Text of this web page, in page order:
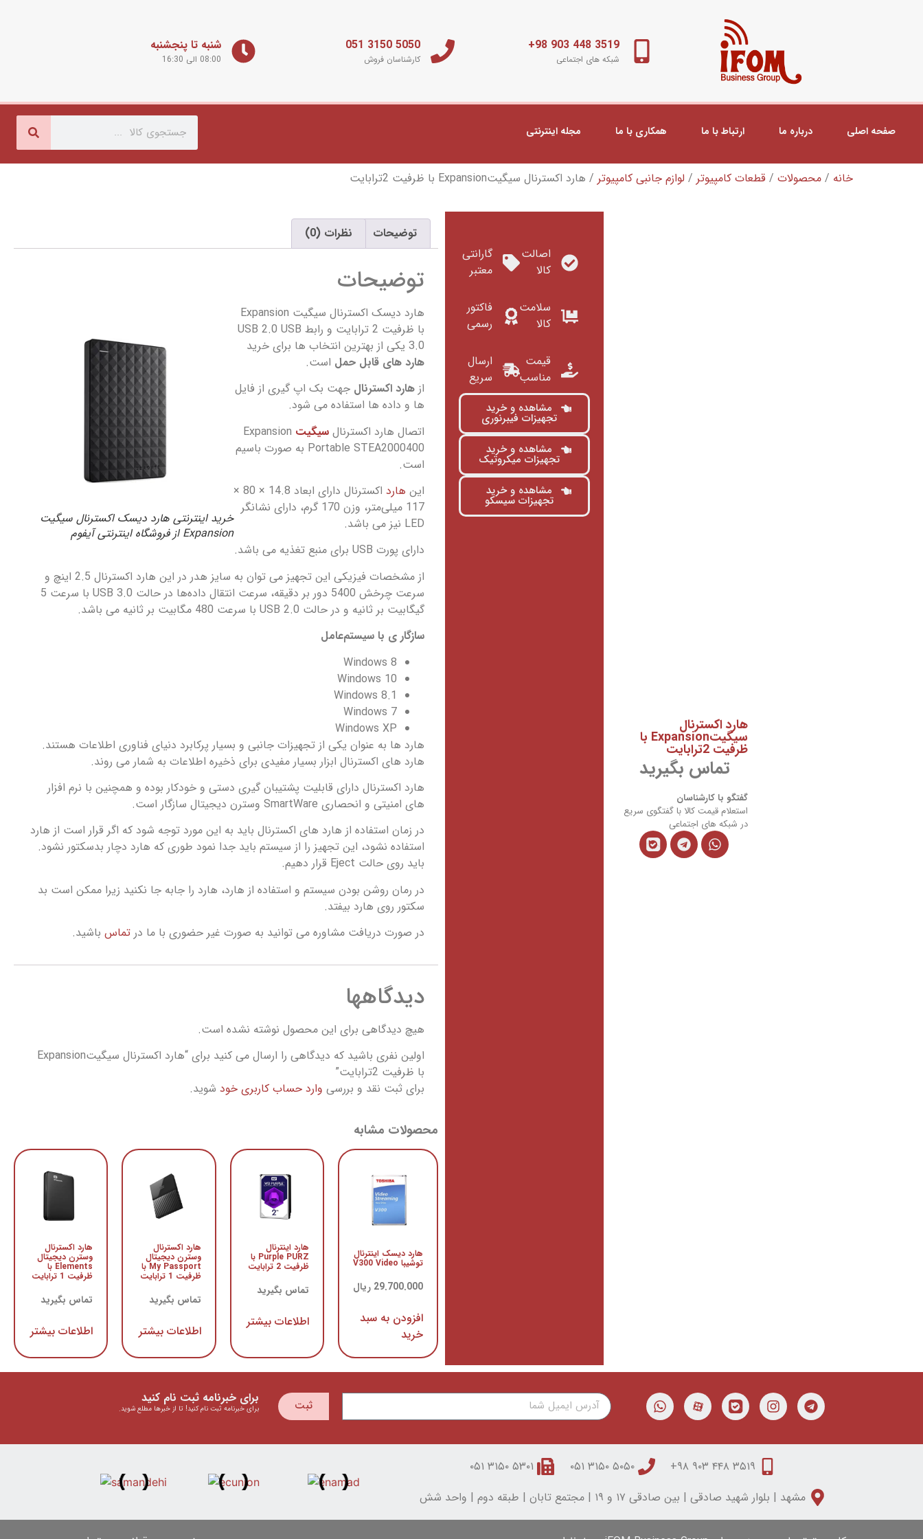
3519 448 903 98+
شبکه های اجتماعی
5050 3150 051
کارشناسان فروش
شنبه تا پنجشنبه
08:00 الی 16:30
صفحه اصلی درباره ما ارتباط با ما همکاری با ما مجله اینترنتی
خانه / محصولات / قطعات کامپیوتر / لوازم جانبی کامپیوتر / هارد اکسترنال سیگیتExpansion با ظرفیت 2ترابایت
هارد اکسترنال
سیگیتExpansion با
ظرفیت 2ترابایت
تماس بگیرید
گفتگو با کارشناسان
استعلام قیمت کالا با گفتگوی سریع
در شبکه های اجتماعی
اصالت
کالا
سلامت
کالا
قیمت
مناسب
گارانتی
معتبر
فاکتور
رسمی
ارسال
سریع
مشاهده و خرید
تجهیزات فیبرنوری
مشاهده و خرید
تجهیزات میکروتیک
مشاهده و خرید
تجهیزات سیسکو
توضیحات نظرات (0)
توضیحات
خرید اینترنتی هارد دیسک اکسترنال سیگیت
Expansion از فروشگاه اینترنتی آیفوم
هارد دیسک اکسترنال سیگیت Expansion
با ظرفیت 2 ترابایت و رابط USB 2.0 USB
3.0 یکی از بهترین انتخاب ها برای خرید
هارد های قابل حمل است.
از هارد اکسترنال جهت بک اپ گیری از فایل
ها و داده ها استفاده می شود.
اتصال هارد اکسترنال سیگیت Expansion
Portable STEA2000400 به صورت باسیم
است.
این هارد
اکسترنال دارای ابعاد 14.8 × 80 ×
117 میلی‌متر، وزن 170 گرم، دارای نشانگر
LED نیز می باشد.
دارای پورت USB برای منبع تغذیه می باشد.
از مشخصات فیزیکی این تجهیز می توان به سایز هدر در این هارد اکسترنال 2.5 اینچ و
سرعت چرخش 5400 دور بر دقیقه، سرعت انتقال داده‌ها در حالت USB 3.0 با سرعت 5
گیگابیت بر ثانیه و در حالت USB 2.0 با سرعت 480 مگابیت بر ثانیه می باشد.
سازگار ی با سیستم‌عامل‌
Windows 8
Windows 10
Windows 8.1
Windows 7
Windows XP
هارد ها به عنوان یکی از تجهیزات جانبی و بسیار پرکابرد دنیای فناوری اطلاعات هستند.
هارد های اکسترنال ابزار بسیار مفیدی برای ذخیره اطلاعات به شمار می روند.
هارد اکسترنال دارای قابلیت پشتیبان گیری دستی و خودکار بوده و همچنین با نرم افزار
های امنیتی و انحصاری SmartWare وسترن دیجیتال سازگار است.
در زمان استفاده از هارد های اکسترنال باید به این مورد توجه شود که اگر قرار است از هارد
استفاده نشود، این تجهیز را از سیستم باید جدا نمود طوری که هارد دچار بدسکتور نشود.
باید روی حالت Eject قرار دهیم.
در رمان روشن بودن سیستم و استفاده از هارد، هارد را جابه جا نکنید زیرا ممکن است بد
سکتور روی هارد بیفتد.
در صورت دریافت مشاوره می توانید به صورت غیر حضوری با ما در تماسباشید.
دیدگاهها
هیچ دیدگاهی برای این محصول نوشته نشده است.
اولین نفری باشید که دیدگاهی را ارسال می کنید برای “هارد اکسترنال سیگیتExpansion
با ظرفیت 2ترابایت”
برای ثبت نقد و بررسی وارد حساب کاربری خودشوید.
محصولات مشابه
هارد دیسک اینترنال
توشیبا V300 Video
29.700.000 ریال
افزودن به سبد
خرید
هارد اینترنال
Purple PURZ با
ظرفیت 2 ترابایت
تماس بگیرید
اطلاعات بیشتر
هارد اکسترنال
وسترن دیجیتال
My Passport با
ظرفیت 1 ترابایت
تماس بگیرید
اطلاعات بیشتر
هارد اکسترنال
وسترن دیجیتال
Elements با
ظرفیت 1 ترابایت
تماس بگیرید
اطلاعات بیشتر
ثبت برای خبرنامه ثبت نام کنید
برای خبرنامه ثبت نام کنید! تا از خبرها مطلع شوید.
۳۵۱۹ ۴۴۸ ۹۰۳ ۹۸+ ۵۰۵۰ ۳۱۵۰ ۰۵۱
۵۳۰۱ ۳۱۵۰ ۰۵۱
مشهد | بلوار شهید صادقی | بین صادقی ۱۷ و ۱۹ | مجتمع تابان | طبقه دوم | واحد شش